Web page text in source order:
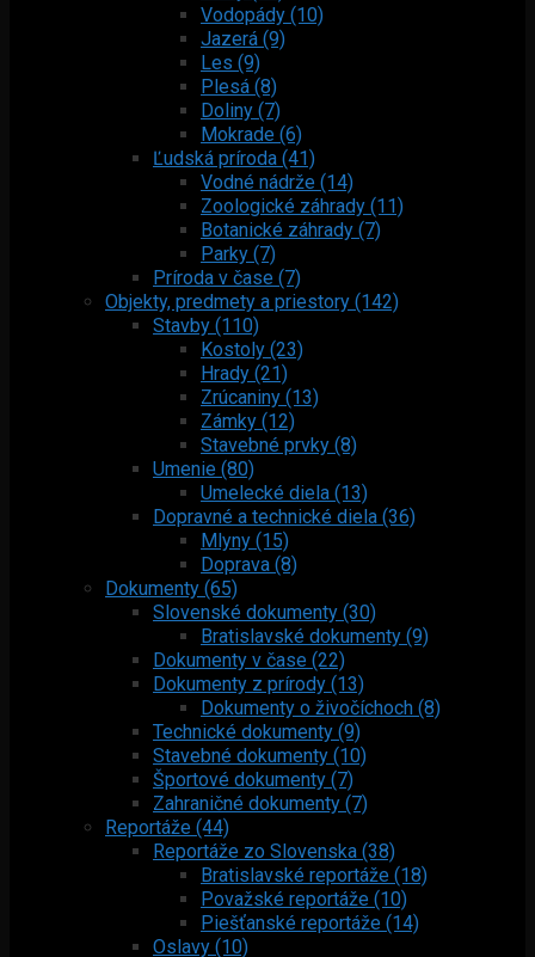
Vodopády (10)
Jazerá (9)
Les (9)
Plesá (8)
Doliny (7)
Mokrade (6)
Ľudská príroda (41)
Vodné nádrže (14)
Zoologické záhrady (11)
Botanické záhrady (7)
Parky (7)
Príroda v čase (7)
Objekty, predmety a priestory (142)
Stavby (110)
Kostoly (23)
Hrady (21)
Zrúcaniny (13)
Zámky (12)
Stavebné prvky (8)
Umenie (80)
Umelecké diela (13)
Dopravné a technické diela (36)
Mlyny (15)
Doprava (8)
Dokumenty (65)
Slovenské dokumenty (30)
Bratislavské dokumenty (9)
Dokumenty v čase (22)
Dokumenty z prírody (13)
Dokumenty o živočíchoch (8)
Technické dokumenty (9)
Stavebné dokumenty (10)
Športové dokumenty (7)
Zahraničné dokumenty (7)
Reportáže (44)
Reportáže zo Slovenska (38)
Bratislavské reportáže (18)
Považské reportáže (10)
Piešťanské reportáže (14)
Oslavy (10)